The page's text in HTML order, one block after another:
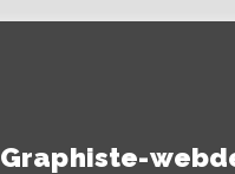
Graphiste-